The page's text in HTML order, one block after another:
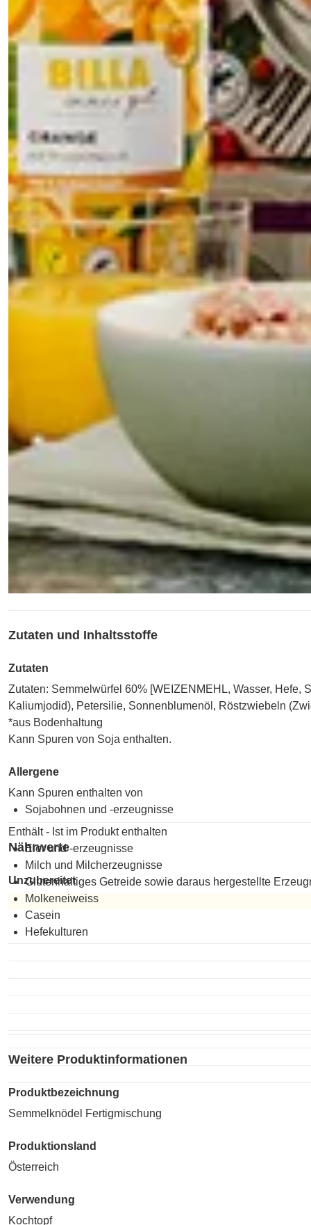
Zutaten und Inhaltsstoffe
Zutaten
Zutaten: Semmelwürfel 60% [WEIZENMEHL, Wasser,
Kaliumjodid), Petersilie, Sonnenblumenöl, Röstzwiebeln
*aus Bodenhaltung
Kann Spuren von Soja enthalten.
Allergene
Kann Spuren enthalten von
Sojabohnen und -erzeugnisse
Enthält - Ist im Produkt enthalten
Eier und -erzeugnisse
Milch und Milcherzeugnisse
Glutenhaltiges Getreide sowie daraus hergestellte
Molkeneiweiss
Casein
Hefekulturen
Nährwerte
Unzubereitet
Unzubereitet
Weitere Produktinformationen
Produktbezeichnung
Semmelknödel Fertigmischung
Produktionsland
Österreich
Verwendung
Kochtopf